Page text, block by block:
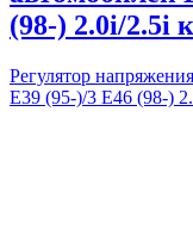
(98-) 2.0i/2.5i
Регулятор
E39 (95-)/3 E46 (98-)